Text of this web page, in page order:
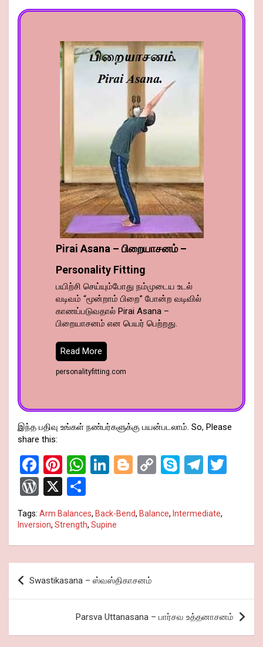
Pirai Asana – பிறையாசனம் –
Personality Fitting
பயிற்சி செய்யும்போது நம்முடைய உடல்
வடிவம் “மூன்றாம் பிறை” போன்ற வடிவில்
காணப்படுவதால் Pirai Asana –
பிறையாசனம் என பெயர் பெற்றது.
Read More
personalityfitting.com
இந்த பதிவு உங்கள் நண்பர்களுக்கு பயன்படலாம். So, Please
share this:
F
a
ce
b
o
o
k
Pi
nt
er
es
t
W
s
A
p
p
Li
dI
n
Bl
g
er
C
Li
n
k
S
e
T
gr
a
m
W
or
d
Pr
es
s
X
h
ar
e
Tags: Arm Balances, Back-Bend, Balance, Intermediate,
Inversion, Strength, Supine
Post
navigation
Swastikasana – ஸ்வஸ்திகாசனம்
Parsva Uttanasana – பார்சவ உத்தனாசனம்